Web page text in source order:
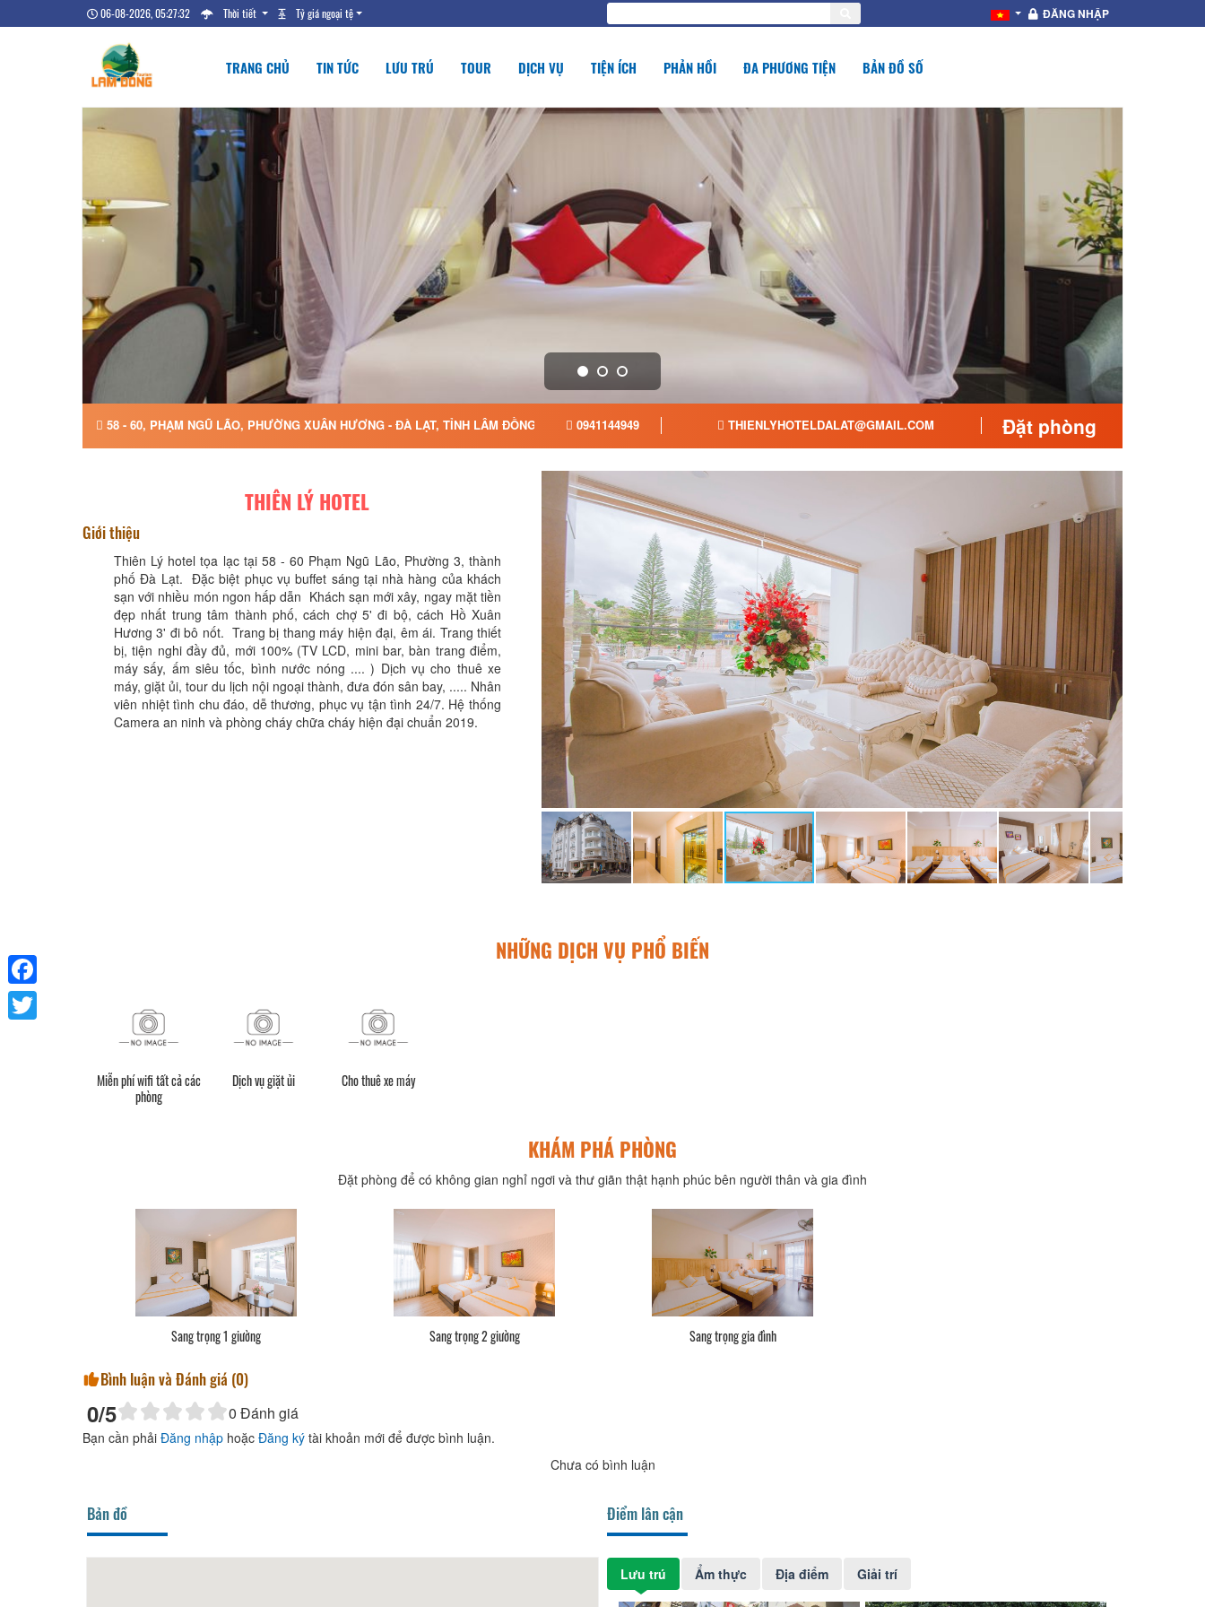
06-08-2026, 05:27:33 Thời tiết Tỷ giá ngoại tệ ĐĂNG NHẬP
TRANG CHỦ TIN TỨC LƯU TRÚ TOUR DỊCH VỤ TIỆN ÍCH PHẢN HỒI ĐA PHƯƠNG TIỆN BẢN ĐỒ SỐ
58 - 60, PHẠM NGŨ LÃO, PHƯỜNG XUÂN HƯƠNG - ĐÀ LẠT, TỈNH LÂM ĐỒNG 0941144949 THIENLYHOTELDALAT@GMAIL.COM Đặt phòng
THIÊN LÝ HOTEL
Giới thiệu
Thiên Lý hotel tọa lạc tại 58 - 60 Phạm Ngũ Lão, Phường 3, thành
phố Đà Lạt. Đặc biệt phục vụ buffet sáng tại nhà hàng của khách
sạn với nhiều món ngon hấp dẫn Khách sạn mới xây, ngay mặt tiền
đẹp nhất trung tâm thành phố, cách chợ 5' đi bộ, cách Hồ Xuân
Hương 3' đi bô nốt. Trang bị thang máy hiện đại, êm ái. Trang thiết
bị, tiện nghi đầy đủ, mới 100% (TV LCD, mini bar, bàn trang điểm,
máy sấy, ấm siêu tốc, bình nước nóng .... ) Dịch vụ cho thuê xe
máy, giặt ủi, tour du lịch nội ngoại thành, đưa đón sân bay, ..... Nhân
viên nhiệt tình chu đáo, dễ thương, phục vụ tận tình 24/7. Hệ thống
Camera an ninh và phòng cháy chữa cháy hiện đại chuẩn 2019.
NHỮNG DỊCH VỤ PHỔ BIẾN
Miễn phí wifi tất cả các
phòng
Dịch vụ giặt ủi Cho thuê xe máy
KHÁM PHÁ PHÒNG
Đặt phòng để có không gian nghỉ ngơi và thư giãn thật hạnh phúc bên người thân và gia đình
Sang trọng 1 giường Sang trọng 2 giường Sang trọng gia đình
Bình luận và Đánh giá (0)
0/5 0 Đánh giá
Bạn cần phải Đăng nhập hoặc Đăng ký tài khoản mới để được bình luận.
Chưa có bình luận
Bản đồ Điểm lân cận
Lưu trú Ẩm thực Địa điểm Giải trí
Facebook